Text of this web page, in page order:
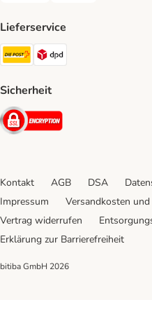
Lieferservice
Die Post Shipping Method
Sicherheit
Security
Kontakt AGB DSA
Impressum
Versandkosten
Vertrag widerrufen
Erklärung zur Barrierefreiheit
bitiba GmbH 2026